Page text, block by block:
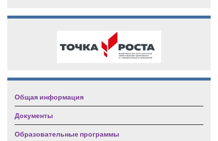
Общая информация
Документы
Образовательные программы